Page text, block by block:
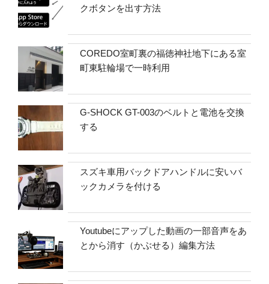
クボタンを出す方法
COREDO室町裏の福徳神社地下にある室
町東駐輪場で一時利用
G-SHOCK GT-003のベルトと電池を交換
する
スズキ車用バックドアハンドルに安いバ
ックカメラを付ける
Youtubeにアップした動画の一部音声をあ
とから消す（かぶせる）編集方法